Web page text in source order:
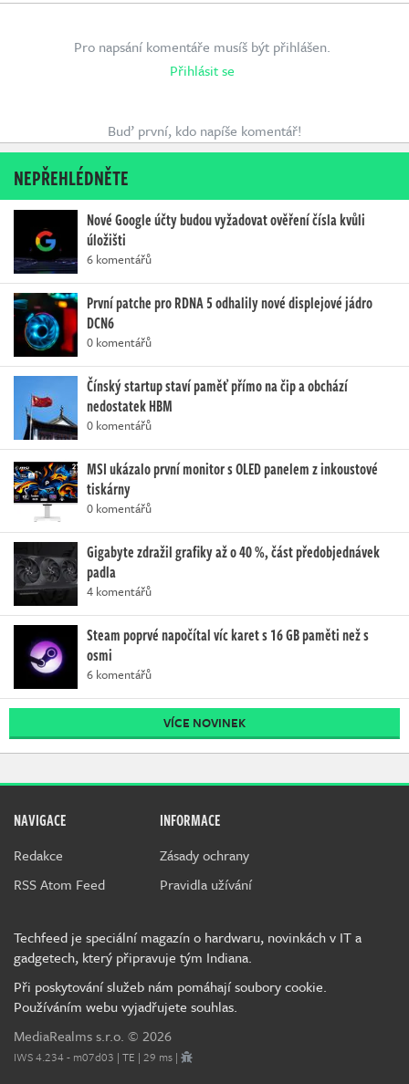
Pro napsání komentáře musíš být přihlášen.
Přihlásit se
Buď první, kdo napíše komentář!
NEPŘEHLÉDNĚTE
Nové Google účty budou vyžadovat ověření čísla kvůli
úložišti
6 komentářů
První patche pro RDNA 5 odhalily nové displejové jádro
DCN6
0 komentářů
Čínský startup staví paměť přímo na čip a obchází
nedostatek HBM
0 komentářů
MSI ukázalo první monitor s OLED panelem z inkoustové
tiskárny
0 komentářů
Gigabyte zdražil grafiky až o 40 %, část předobjednávek
padla
4 komentářů
Steam poprvé napočítal víc karet s 16 GB paměti než s
osmi
6 komentářů
VÍCE NOVINEK
NAVIGACE
Redakce
RSS Atom Feed
INFORMACE
Zásady ochrany
Pravidla užívání
Techfeed je speciální magazín o hardwaru, novinkách v IT a
gadgetech, který připravuje tým Indiana.
Při poskytování služeb nám pomáhají soubory cookie.
Používáním webu vyjadřujete souhlas.
MediaRealms s.r.o. © 2026
IWS 4.234 - m07d03 | TE | 29 ms |